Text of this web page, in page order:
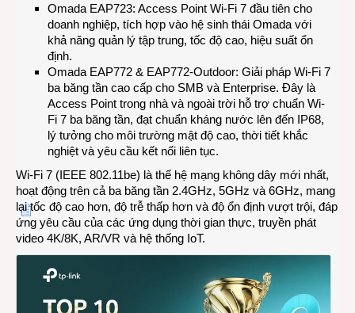
Omada EAP723: Access Point Wi-Fi 7 đầu tiên cho
doanh nghiệp, tích hợp vào hệ sinh thái Omada với
khả năng quản lý tập trung, tốc độ cao, hiệu suất ổn
định.
Omada EAP772 & EAP772-Outdoor: Giải pháp Wi-Fi 7
ba băng tần cao cấp cho SMB và Enterprise. Đây là
Access Point trong nhà và ngoài trời hỗ trợ chuẩn Wi-
Fi 7 ba băng tần, đạt chuẩn kháng nước lên đến IP68,
lý tưởng cho môi trường mật độ cao, thời tiết khắc
nghiệt và yêu cầu kết nối liên tục.
Wi-Fi 7 (IEEE 802.11be) là thế hệ mạng không dây mới nhất,
hoạt động trên cả ba băng tần 2.4GHz, 5GHz và 6GHz, mang
lại tốc độ cao hơn, độ trễ thấp hơn và độ ổn định vượt trội, đáp
ứng yêu cầu của các ứng dụng thời gian thực, truyền phát
video 4K/8K, AR/VR và hệ thống IoT.